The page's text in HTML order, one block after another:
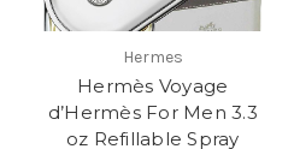
Hermes
Hermès Voyage
d’Hermès For Men 3.3
oz Refillable Spray